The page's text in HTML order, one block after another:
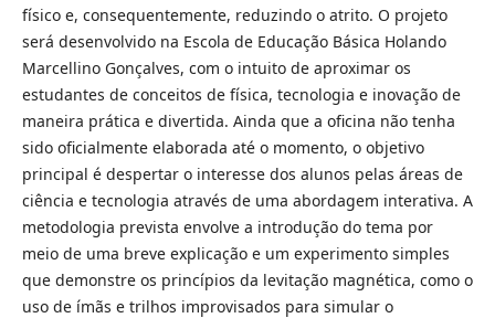
físico e, consequentemente, reduzindo o atrito. O projeto
será desenvolvido na Escola de Educação Básica Holando
Marcellino Gonçalves, com o intuito de aproximar os
estudantes de conceitos de física, tecnologia e inovação de
maneira prática e divertida. Ainda que a oficina não tenha
sido oficialmente elaborada até o momento, o objetivo
principal é despertar o interesse dos alunos pelas áreas de
ciência e tecnologia através de uma abordagem interativa. A
metodologia prevista envolve a introdução do tema por
meio de uma breve explicação e um experimento simples
que demonstre os princípios da levitação magnética, como o
uso de ímãs e trilhos improvisados para simular o